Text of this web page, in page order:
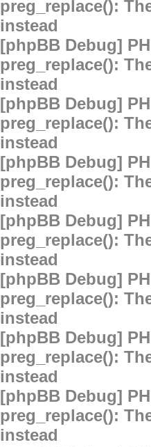
preg_replace():
instead
[phpBB Debug]
preg_replace():
instead
[phpBB Debug]
preg_replace():
instead
[phpBB Debug]
preg_replace():
instead
[phpBB Debug]
preg_replace():
instead
[phpBB Debug]
preg_replace():
instead
[phpBB Debug]
preg_replace():
instead
[phpBB Debug]
preg_replace():
instead